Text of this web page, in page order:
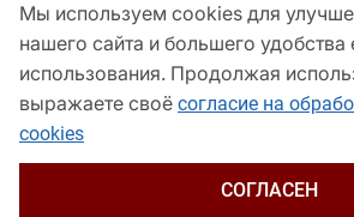
Мы используем cookies для
нашего сайта и большего удобства
использования. Продолжая
выражаете своё согласие на
cookies
СОГЛАСЕН
Для пользователей
© Кубанские Новости,
Сетевое издание «kubnews»
службой по надзору в сфере связи,
и массовых коммуникаций
Пашковская, 2). Главный редактор –